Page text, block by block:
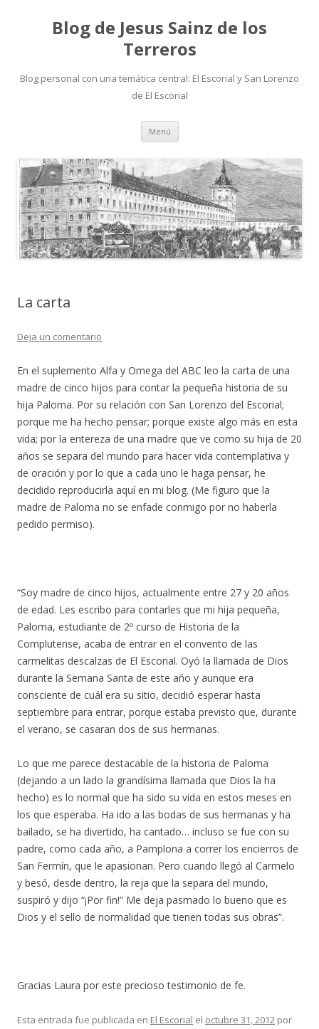
Blog de Jesus Sainz de los
Terreros
Blog personal con una temática central: El Escorial y San Lorenzo
de El Escorial
Menú Saltar
contenido
La carta
Deja un comentario
En el suplemento Alfa y Omega del ABC leo la carta de una
madre de cinco hijos para contar la pequeña historia de su
hija Paloma. Por su relación con San Lorenzo del Escorial;
porque me ha hecho pensar; porque existe algo más en esta
vida; por la entereza de una madre que ve como su hija de 20
años se separa del mundo para hacer vida contemplativa y
de oración y por lo que a cada uno le haga pensar, he
decidido reproducirla aquí en mi blog. (Me figuro que la
madre de Paloma no se enfade conmigo por no haberla
pedido permiso).
“Soy madre de cinco hijos, actualmente entre 27 y 20 años
de edad. Les escribo para contarles que mi hija pequeña,
Paloma, estudiante de 2º curso de Historia de la
Complutense, acaba de entrar en el convento de las
carmelitas descalzas de El Escorial. Oyó la llamada de Dios
durante la Semana Santa de este año y aunque era
consciente de cuál era su sitio, decidió esperar hasta
septiembre para entrar, porque estaba previsto que, durante
el verano, se casaran dos de sus hermanas.
Lo que me parece destacable de la historia de Paloma
(dejando a un lado la grandísima llamada que Dios la ha
hecho) es lo normal que ha sido su vida en estos meses en
los que esperaba. Ha ido a las bodas de sus hermanas y ha
bailado, se ha divertido, ha cantado… incluso se fue con su
padre, como cada año, a Pamplona a correr los encierros de
San Fermín, que le apasionan. Pero cuando llegó al Carmelo
y besó, desde dentro, la reja que la separa del mundo,
suspiró y dijo “¡Por fin!” Me deja pasmado lo bueno que es
Dios y el sello de normalidad que tienen todas sus obras”.
Gracias Laura por este precioso testimonio de fe.
Esta entrada fue publicada en El Escorial el octubre 31, 2012 por